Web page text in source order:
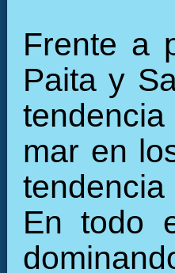
Frente a
Paita y
mar en
En todo